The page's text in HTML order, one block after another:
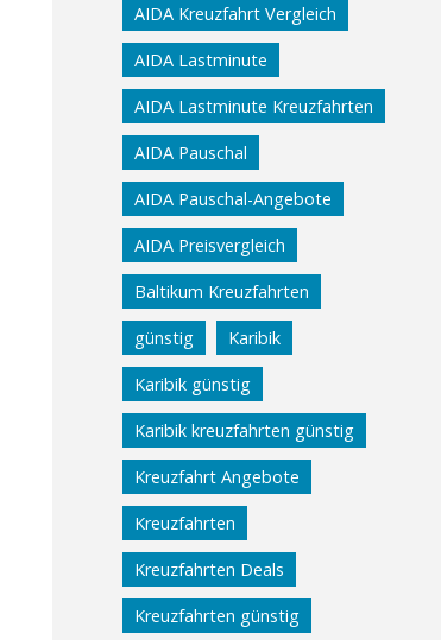
AIDA Kreuzfahrt Vergleich
AIDA Lastminute
AIDA Lastminute Kreuzfahrten
AIDA Pauschal
AIDA Pauschal-Angebote
AIDA Preisvergleich
Baltikum Kreuzfahrten
günstig Karibik
Karibik günstig
Karibik kreuzfahrten günstig
Kreuzfahrt Angebote
Kreuzfahrten
Kreuzfahrten Deals
Kreuzfahrten günstig